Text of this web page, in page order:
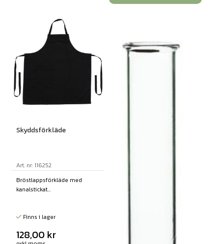
Skyddsförkläde
Art. nr: 116252
Bröstlappsförkläde med
kanalstickat...
Finns i lager
128,00 kr